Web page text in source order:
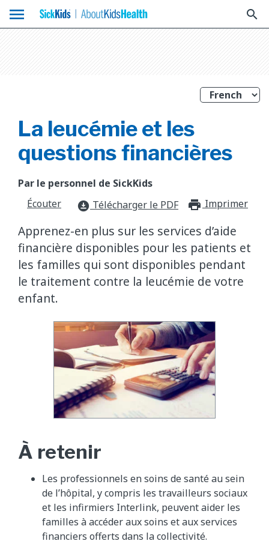
menu search
La leucémie et les
questions financières
Par le personnel de SickKids
Écouter
download_for_offline Télécharger le PDF Imprimer
Apprenez-en plus sur les services d’aide
financière disponibles pour les patients et
les familles qui sont disponibles pendant
le traitement contre la leucémie de votre
enfant.
À retenir
Les professionnels en soins de santé au sein
de l’hôpital, y compris les travailleurs sociaux
et les infirmiers Interlink, peuvent aider les
familles à accéder aux soins et aux services
financiers offerts dans la collectivité.